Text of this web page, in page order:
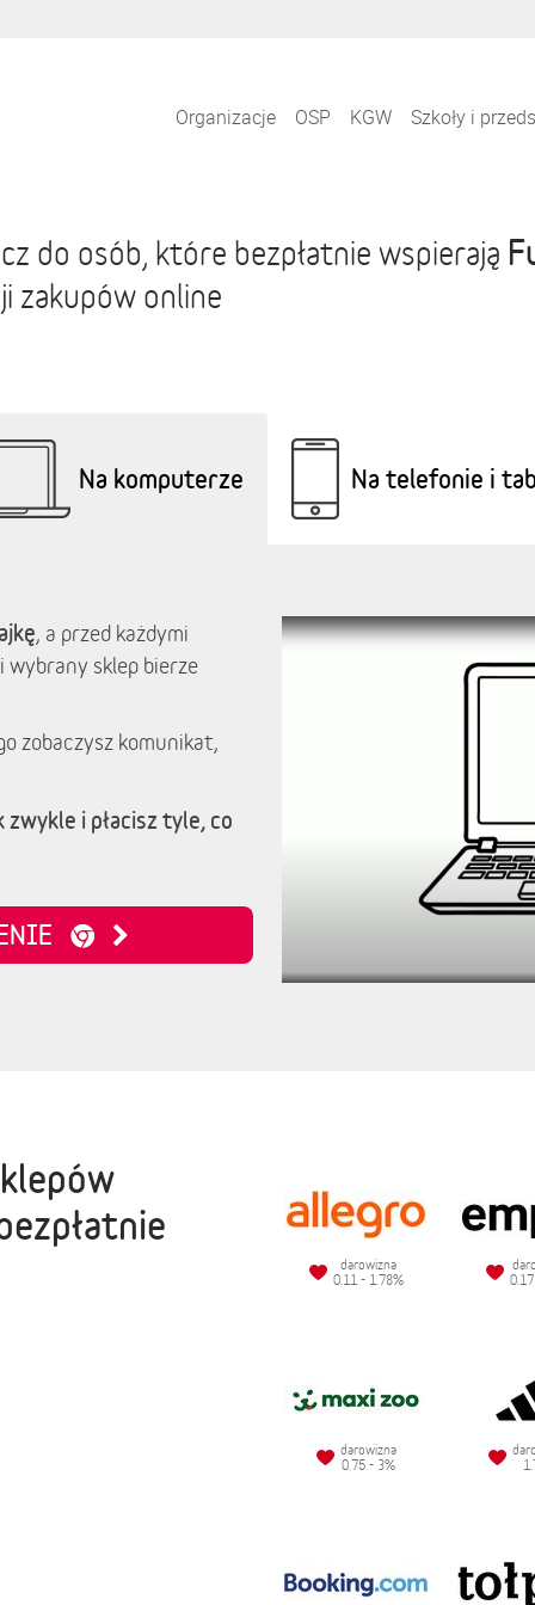
Organizacje OSP KGW Szkoły i
do osób, które bezpłatnie wspierają
zakupów online
Na komputerze Na telefonie i
, a przed każdymi
wybrany sklep bierze
zobaczysz komunikat,
zwykle i płacisz tyle, co
darowizna
0.11 - 1.78%
darowizna
0.75 - 3%